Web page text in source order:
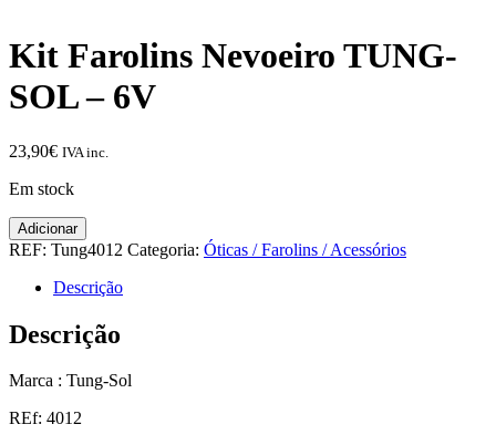
Kit Farolins Nevoeiro TUNG-
SOL – 6V
23,90€ IVA inc.
Em stock
Quantidade
de
Farolins
TUNG-
SOL
6V
Adicionar
REF: Tung4012 Categoria: Óticas / Farolins / Acessórios
Descrição
Descrição
Marca : Tung-Sol
REf: 4012